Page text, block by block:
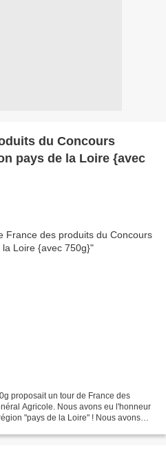
du Concours
pays de la Loire {avec
proposait un tour de France des
Agricole. Nous avons eu l'honneur
"pays de la Loire" ! Nous avons